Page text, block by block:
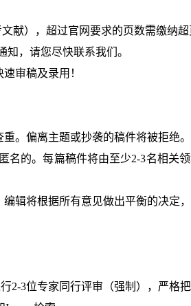
献），超过官网要求的页数需缴纳超
，请您尽快联系我们。
审稿及录用！
。偏离主题或抄袭的稿件将被拒绝。
的。每篇稿件将由至少2-3名相关领
辑将根据所有意见做出平衡的决定
2-3位专家同行评审（强制），严格